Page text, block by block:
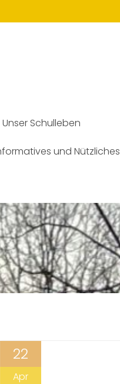
Unser Schulleben
und Nützliches
22
Apr